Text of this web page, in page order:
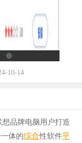
10-14
品牌电脑用户打造
一体的综合性软件平